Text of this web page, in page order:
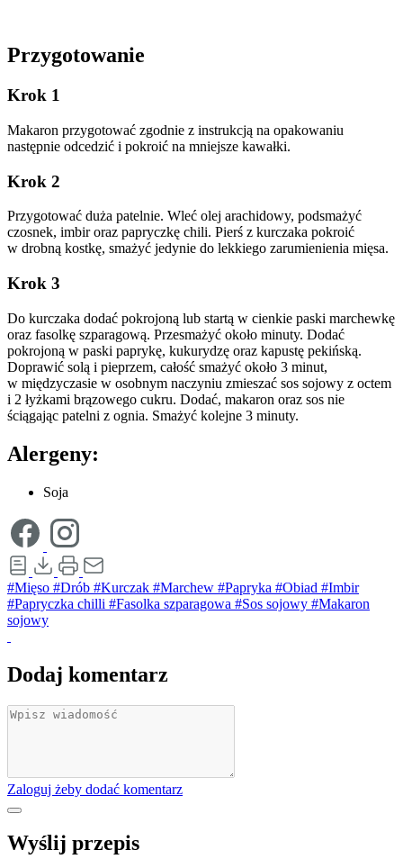
Przygotowanie
Krok 1
Makaron przygotować zgodnie z instrukcją na opakowaniu
następnie odcedzić i pokroić na mniejsze kawałki.
Krok 2
Przygotować duża patelnie. Wleć olej arachidowy, podsmażyć
czosnek, imbir oraz papryczkę chili. Pierś z kurczaka pokroić
w drobną kostkę, smażyć jedynie do lekkiego zarumienienia mięsa.
Krok 3
Do kurczaka dodać pokrojoną lub startą w cienkie paski marchewkę
oraz fasolkę szparagową. Przesmażyć około minuty. Dodać
pokrojoną w paski paprykę, kukurydzę oraz kapustę pekińską.
Doprawić solą i pieprzem, całość smażyć około 3 minut,
w międzyczasie w osobnym naczyniu zmieszać sos sojowy z octem
i 2 łyżkami brązowego cukru. Dodać, makaron oraz sos nie
ściągając patelni z ognia. Smażyć kolejne 3 minuty.
Alergeny:
Soja
#Mięso #Drób #Kurczak #Marchew #Papryka #Obiad #Imbir
#Papryczka chilli #Fasolka szparagowa #Sos sojowy #Makaron
sojowy
Dodaj komentarz
Zaloguj żeby dodać komentarz
Wyślij przepis